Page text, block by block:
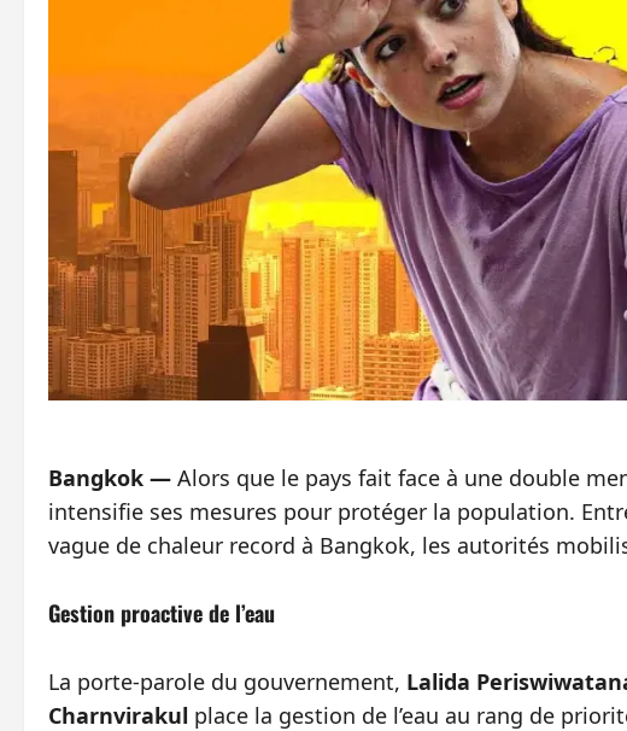
Bangkok — Alors que le pays fait face à une double
intensifie ses mesures pour protéger la population.
vague de chaleur record à Bangkok, les autorités
Gestion proactive de l’eau
La porte‑parole du gouvernement, Lalida
Charnvirakul place la gestion de l’eau au rang de